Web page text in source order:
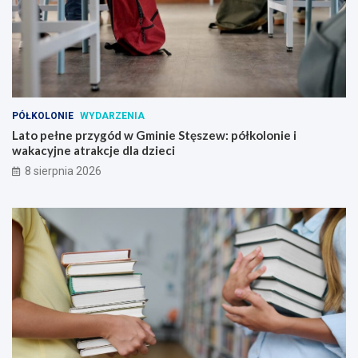
c
j
a
m
ł
k
o
l
o
i
e
i
w
a
k
y
t
a
k
PÓŁKOLONIE WYDARZENIA
Lato pełne przygód w Gminie Stęszew: półkolonie i
wakacyjne atrakcje dla dzieci
8 sierpnia 2026